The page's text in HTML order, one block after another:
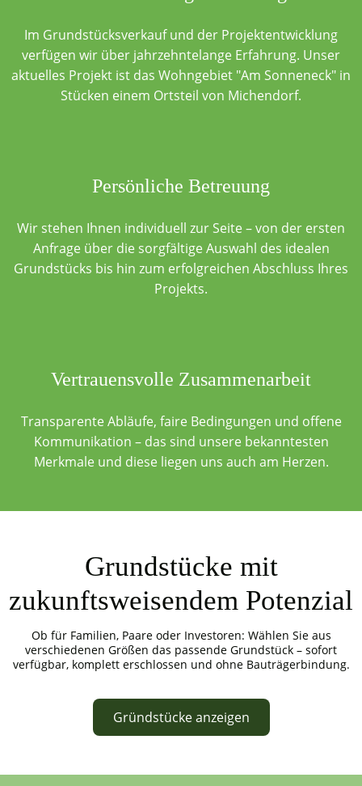
Im Grundstücksverkauf und der Projektentwicklung
verfügen wir über jahrzehntelange Erfahrung. Unser
aktuelles Projekt ist das Wohngebiet "Am Sonneneck" in
Stücken einem Ortsteil von Michendorf.
Persönliche Betreuung
Wir stehen Ihnen individuell zur Seite – von der ersten
Anfrage über die sorgfältige Auswahl des idealen
Grundstücks bis hin zum erfolgreichen Abschluss Ihres
Projekts.
Vertrauensvolle Zusammenarbeit
Transparente Abläufe, faire Bedingungen und offene
Kommunikation – das sind unsere bekanntesten
Merkmale und diese liegen uns auch am Herzen.
Grundstücke mit
zukunftsweisendem Potenzial
Ob für Familien, Paare oder Investoren: Wählen Sie aus
verschiedenen Größen das passende Grundstück – sofort
verfügbar, komplett erschlossen und ohne Bauträgerbindung.
Gründstücke anzeigen